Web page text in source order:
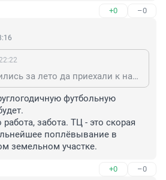
+0 –0
А Вы бы сподобились за лето да приехали к нам на Родники: посмотрели бы, сколько здесь всего для спорта. Сами-то спортом хоть когда занимались? На фиг здесь не нужен ещё один спортивный комплекс.
футбольную
работа, забота. ТЦ - это скорая
поплёвывание в
земельном участке.
+0 –0